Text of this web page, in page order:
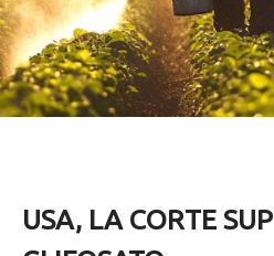
USA, LA CORTE